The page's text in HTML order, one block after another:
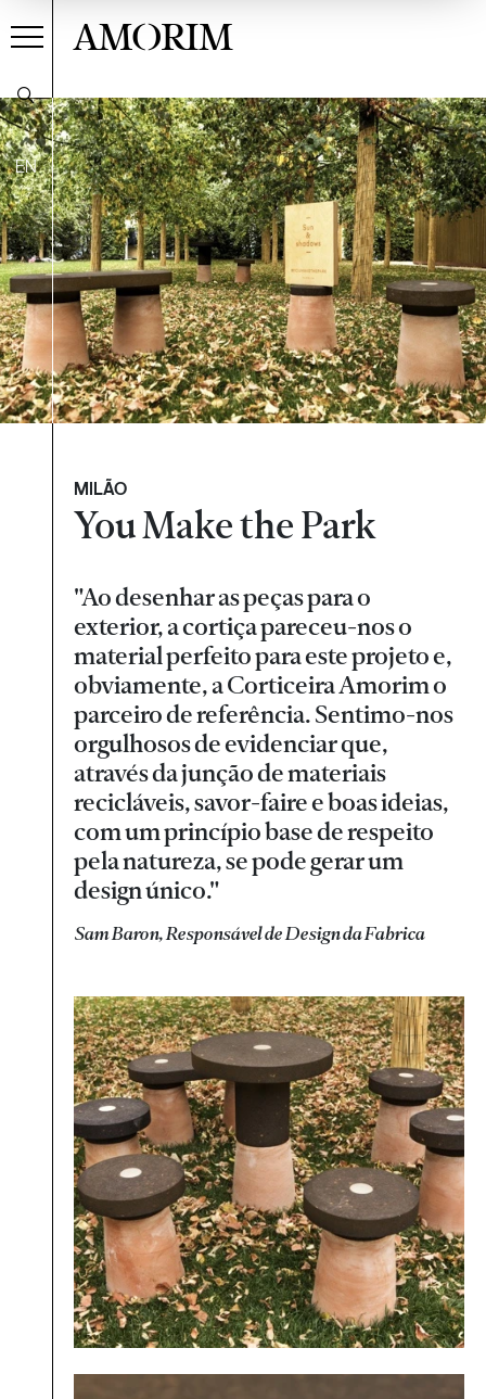
EN
AMORIM
MILÃO
You Make the Park
"Ao desenhar as peças para o
exterior, a cortiça pareceu-nos o
material perfeito para este projeto e,
obviamente, a Corticeira Amorim o
parceiro de referência. Sentimo-nos
orgulhosos de evidenciar que,
através da junção de materiais
recicláveis, savor-faire e boas ideias,
com um princípio base de respeito
pela natureza, se pode gerar um
design único."
Sam Baron, Responsável de Design da Fabrica